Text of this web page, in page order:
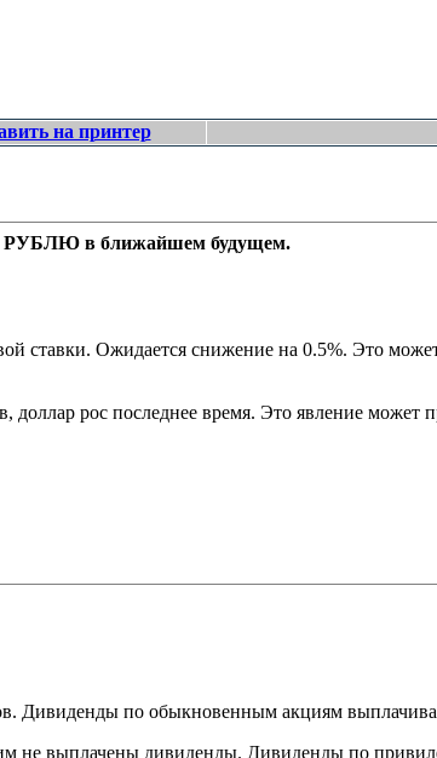
на принтер
к РУБЛЮ в ближайшем будущем.
Ожидается снижение на 0.5%. Это
рос последнее время. Это явление может
Дивиденды по обыкновенным акциям
не выплачены дивиденды. Дивиденды по